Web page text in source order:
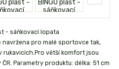
- sáňkovací lopata
pro malé sportovce tak,
rukavicích.Pro větší komfort jsou
Parametry produktu: délka: 51 cm